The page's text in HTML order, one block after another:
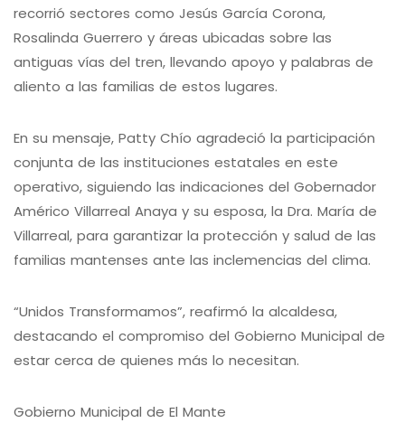
recorrió sectores como Jesús García Corona,
Rosalinda Guerrero y áreas ubicadas sobre las
antiguas vías del tren, llevando apoyo y palabras de
aliento a las familias de estos lugares.
En su mensaje, Patty Chío agradeció la participación
conjunta de las instituciones estatales en este
operativo, siguiendo las indicaciones del Gobernador
Américo Villarreal Anaya y su esposa, la Dra. María de
Villarreal, para garantizar la protección y salud de las
familias mantenses ante las inclemencias del clima.
“Unidos Transformamos”, reafirmó la alcaldesa,
destacando el compromiso del Gobierno Municipal de
estar cerca de quienes más lo necesitan.
Gobierno Municipal de El Mante